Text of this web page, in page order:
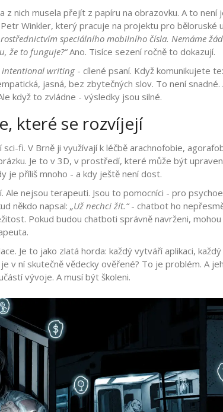
z nich musela přejít z papíru na obrazovku. A to není
Winkler, který pracuje na projektu pro běloruské
speciálního mobilního čísla. Nemáme
že to funguje?“Ano. Tisíce sezení ročně to dokazují.
intentional writing - cílené psaní. Když komunikujete
jasná, bez zbytečných slov. To není
když to zvládne - výsledky jsou silné.
které se rozvíjejí
sci-fi. V Brně ji využívají k léčbě arachnofobie,
Je to v 3D, v prostředí, které může být
je příliš mnoho - a kdy ještě není dost.
Ale nejsou terapeuti. Jsou to pomocníci - pro
někdo napsal: „Už nechci žít.“- chatbot ho
Pokud budou chatboti správně navrženi,
Je to jako zlatá horda: každý vytváří aplikaci,
v ní skutečně vědecky ověřené? To je problém. A
vývoje. A musí být školeni.